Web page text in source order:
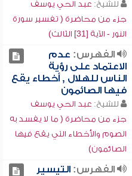
للشيخ: عبد الحي يوسف
جزء من محاضرة ( تفسير سورة
النور - الآية [31] الثالث)
الفهرس: عدم
الاعتماد على رؤية
الناس للهلال , أخطاء يقع
فيها الصائمون
للشيخ: عبد الحي يوسف
جزء من محاضرة ( ما لا يفسد به
الصوم والأخطاء التي يقع فيها
الصائمون)
الفهرس:التيسير